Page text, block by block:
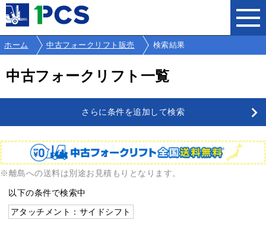
ホーム 中古フォークリフト販売 検索結果
中古フォークリフト一覧
さらに条件を追加して検索
※離島への送料は別途お見積もりとなります。
以下の条件で検索中
アタッチメント：サイドシフト